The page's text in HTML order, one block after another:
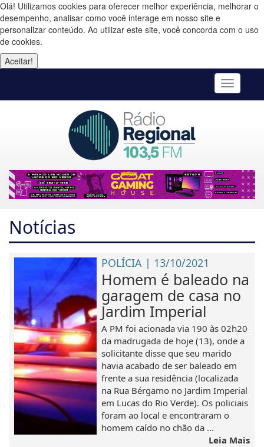
Olá! Utilizamos cookies para oferecer melhor experiência, melhorar o
desempenho, analisar como você interage em nosso site e
personalizar conteúdo. Ao utilizar este site, você concorda com o uso
de cookies.
Aceitar!
Toggle
Notícias
POLÍCIA | 13/10/2021
Homem é baleado na
garagem de casa no
Jardim Imperial
A PM foi acionada via 190 às 02h20
da madrugada de hoje (13), onde a
solicitante disse que seu marido
havia acabado de ser baleado em
frente a sua residência (localizada
na Rua Bérgamo no Jardim Imperial
em Lucas do Rio Verde). Os policiais
foram ao local e encontraram o
homem caído no chão da ...
Leia Mais